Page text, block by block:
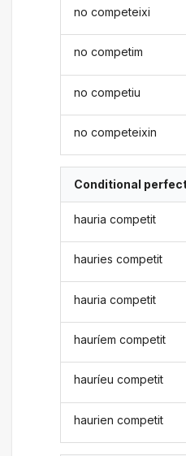
no competeixi
no competim
no competiu
no competeixin
Conditional
hauria competit
hauries competit
hauria competit
hauríem competit
hauríeu competit
haurien competit